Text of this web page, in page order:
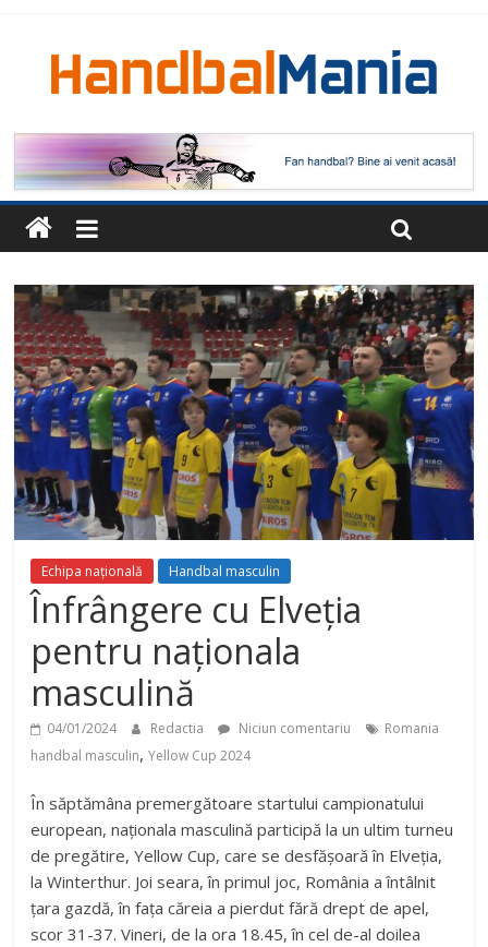
Echipa națională Handbal masculin
Înfrângere cu Elveția
pentru naționala
masculină
04/01/2024 Redactia Niciun comentariu
Romania
handbal masculin,Yellow Cup 2024
În săptămâna premergătoare startului campionatului
european, naționala masculină participă la un ultim turneu
de pregătire, Yellow Cup, care se desfășoară în Elveția,
la Winterthur. Joi seara, în primul joc, România a întâlnit
țara gazdă, în fața căreia a pierdut fără drept de apel,
scor 31-37. Vineri, de la ora 18.45, în cel de-al doilea